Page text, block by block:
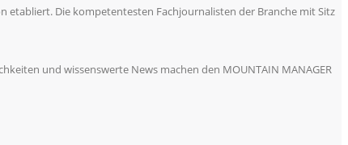
etabliert. Die kompetentesten Fachjournalisten der Branche mit Sitz
und wissenswerte News machen den MOUNTAIN MANAGER